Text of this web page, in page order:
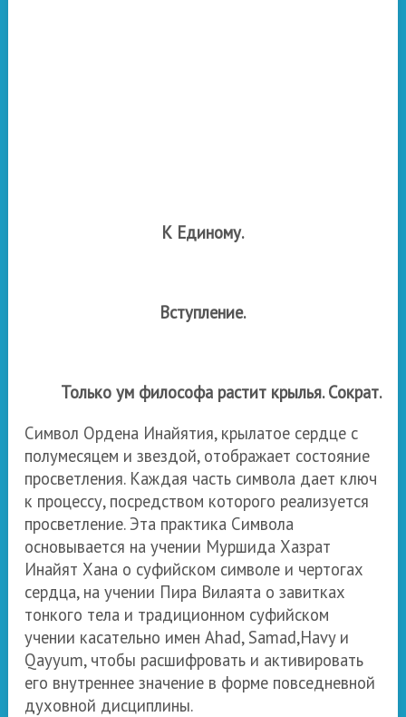
К Единому.
Вступление.
Только ум философа растит крылья. Сократ.
Символ Ордена Инайятия, крылатое сердце с
полумесяцем и звездой, отображает состояние
просветления. Каждая часть символа дает ключ
к процессу, посредством которого реализуется
просветление. Эта практика Символа
основывается на учении Муршида Хазрат
Инайят Хана о суфийском символе и чертогах
сердца, на учении Пира Вилаята о завитках
тонкого тела и традиционном суфийском
учении касательно имен Ahad, Samad,Havy и
Qayyum, чтобы расшифровать и активировать
его внутреннее значение в форме повседневной
духовной дисциплины.